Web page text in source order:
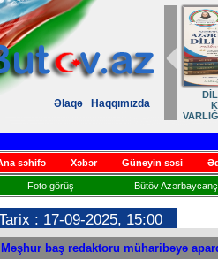
Əlaqə
Haqqımızda
səhifə Xəbər Güneyin səsi
Foto görüş Bütöv
: 17-09-2025, 15:00
Məşhur baş redaktoru müharibəyə